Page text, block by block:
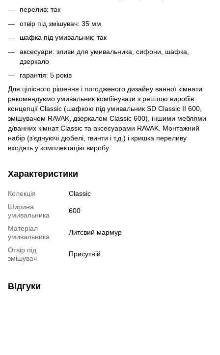
перелив: так
отвір під змішувач: 35 мм
шафка під умивальник: так
аксесуари: зливи для умивальника, сифони, шафка,
дзеркало
гарантія: 5 років
Для цілісного рішення і погодженого дизайну ванної кімнати
рекомендуємо умивальник комбінувати з рештою виробів
концепції Classic (шафкою під умивальник SD Classic II 600,
змішувачем RAVAK, дзеркалом Classic 600), іншими меблями
д/ванних кімнат Classic та аксесуарами RAVAK. Монтажний
набір (з'єднуючі дюбелі, гвинти і т.д.) і кришка переливу
входять у комплектацію виробу.
Характеристики
Колекція
Classic
Ширина
умивальника
600
Матеріал
умивальника
Литєвий мармур
Отвір під
змішувач
Присутній
Відгуки